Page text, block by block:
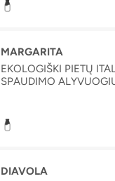
MARGARITA
EKOLOGIŠKI PIETŲ
SPAUDIMO
DIAVOLA